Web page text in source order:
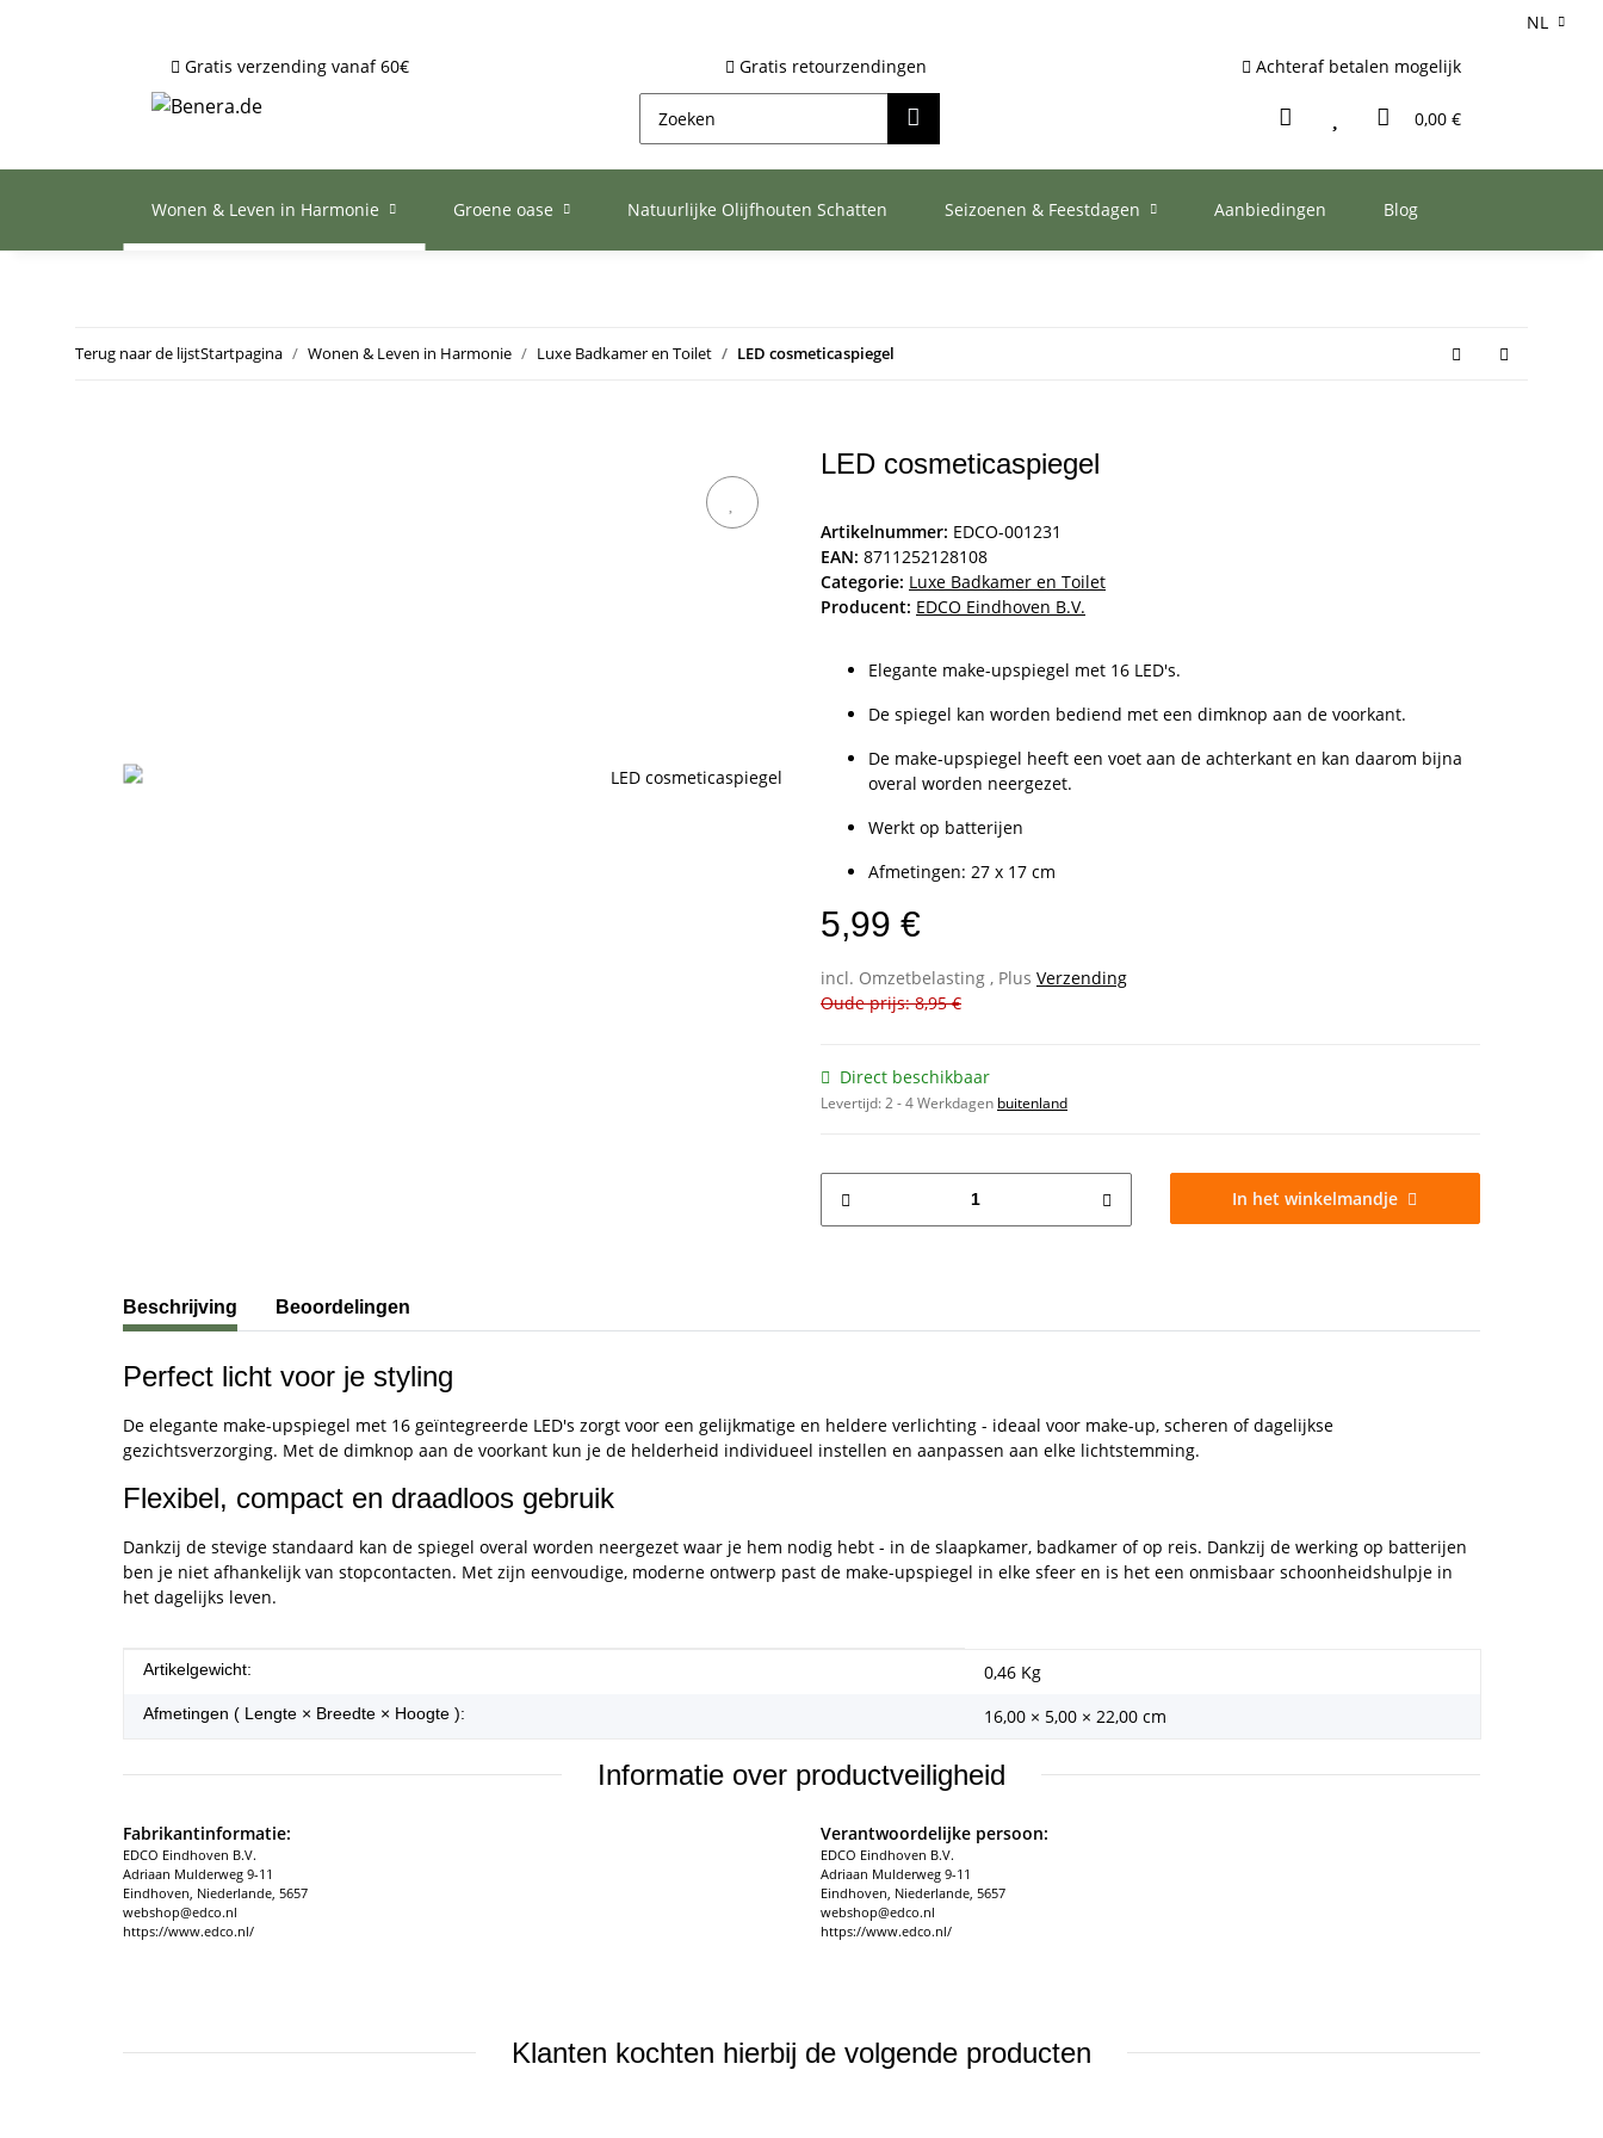
NL
Gratis verzending vanaf 60€
Gratis retourzendingen Achteraf betalen mogelijk
0,00 €
Wonen & Leven in Harmonie Groene oase Natuurlijke Olijfhouten Schatten Seizoenen & Feestdagen Aanbiedingen Blog
Terug naar de lijstStartpagina Wonen & Leven in Harmonie Luxe Badkamer en Toilet LED cosmeticaspiegel
LED cosmeticaspiegel
Artikelnummer: EDCO-001231
EAN: 8711252128108
Categorie: Luxe Badkamer en Toilet
Producent: EDCO Eindhoven B.V.
Elegante make-upspiegel met 16 LED's.
De spiegel kan worden bediend met een dimknop aan de voorkant.
De make-upspiegel heeft een voet aan de achterkant en kan daarom bijna
overal worden neergezet.
Werkt op batterijen
Afmetingen: 27 x 17 cm
5,99 €
incl. Omzetbelasting , Plus Verzending
Oude prijs: 8,95 €
Direct beschikbaar
Levertijd:2 - 4 Werkdagen buitenland
In het winkelmandje
#productDetails.showMoreTabs#
Beschrijving Beoordelingen
Perfect licht voor je styling
De elegante make-upspiegel met 16 geïntegreerde LED's zorgt voor een gelijkmatige en heldere verlichting - ideaal voor make-up, scheren of dagelijkse
gezichtsverzorging. Met de dimknop aan de voorkant kun je de helderheid individueel instellen en aanpassen aan elke lichtstemming.
Flexibel, compact en draadloos gebruik
Dankzij de stevige standaard kan de spiegel overal worden neergezet waar je hem nodig hebt - in de slaapkamer, badkamer of op reis. Dankzij de werking op batterijen
ben je niet afhankelijk van stopcontacten. Met zijn eenvoudige, moderne ontwerp past de make-upspiegel in elke sfeer en is het een onmisbaar schoonheidshulpje in
het dagelijks leven.
#productDetails.itemInformation#
#productDetails.itemValue#
Artikelgewicht: 0,46 Kg
Afmetingen ( Lengte × Breedte × Hoogte ): 16,00 × 5,00 × 22,00 cm
Informatie over productveiligheid
Fabrikantinformatie:
EDCO Eindhoven B.V.
Adriaan Mulderweg 9-11
Eindhoven, Niederlande, 5657
webshop@edco.nl
https://www.edco.nl/
Verantwoordelijke persoon:
EDCO Eindhoven B.V.
Adriaan Mulderweg 9-11
Eindhoven, Niederlande, 5657
webshop@edco.nl
https://www.edco.nl/
Klanten kochten hierbij de volgende producten